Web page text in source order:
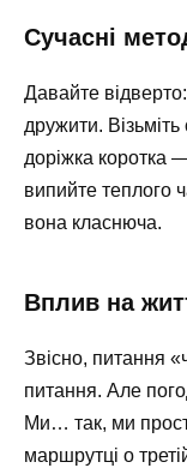
Сучасні
Давайте
дружити.
доріжка коротка
випийте теплого
вона класнюча.
Вплив на
Звісно, питання
питання. Але
Ми… так, ми
маршрутці о